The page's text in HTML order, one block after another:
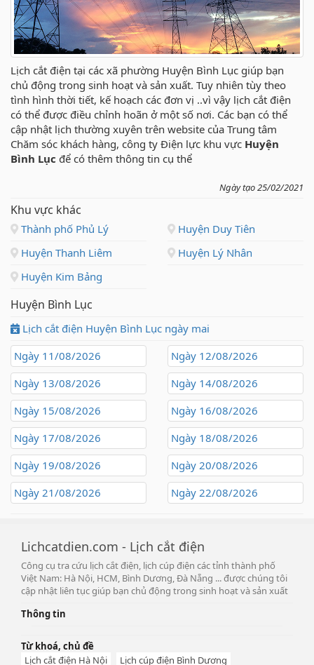
Lịch cắt điện tại các xã phường Huyện Bình Lục giúp bạn
chủ động trong sinh hoạt và sản xuất. Tuy nhiên tùy theo
tình hình thời tiết, kế hoạch các đơn vị ..vì vậy lịch cắt điện
có thể được điều chỉnh hoãn ở một số nơi. Các bạn có thể
cập nhật lịch thường xuyên trên website của Trung tâm
Chăm sóc khách hàng, công ty Điện lực khu vực Huyện
Bình Lục để có thêm thông tin cụ thể
Ngày tạo 25/02/2021
Khu vực khác
Thành phố Phủ Lý
Huyện Duy Tiên
Huyện Thanh Liêm
Huyện Lý Nhân
Huyện Kim Bảng
Huyện Bình Lục
Lịch cắt điện Huyện Bình Lục ngày mai
Ngày 11/08/2026
Ngày 12/08/2026
Ngày 13/08/2026
Ngày 14/08/2026
Ngày 15/08/2026
Ngày 16/08/2026
Ngày 17/08/2026
Ngày 18/08/2026
Ngày 19/08/2026
Ngày 20/08/2026
Ngày 21/08/2026
Ngày 22/08/2026
Lichcatdien.com - Lịch cắt điện
Công cụ tra cứu lịch cắt điện, lịch cúp điện các tỉnh thành phố
Việt Nam: Hà Nội, HCM, Bình Dương, Đà Nẵng ... được chúng tôi
cập nhật liên tục giúp bạn chủ động trong sinh hoạt và sản xuất
Thông tin
Từ khoá, chủ đề
Lịch cắt điện Hà Nội
Lịch cúp điện Bình Dương